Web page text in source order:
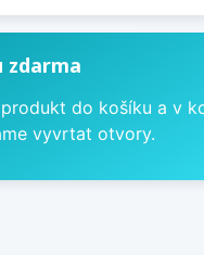
do košíku a v
vyvrtat otvory.